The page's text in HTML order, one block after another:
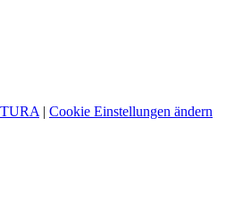
| Cookie Einstellungen ändern